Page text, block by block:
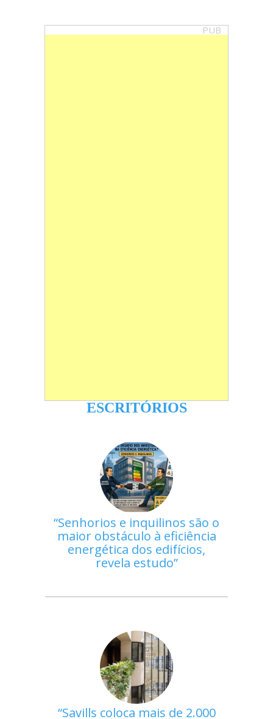
PUB
ESCRITÓRIOS
Senhorios e inquilinos são o
maior obstáculo à eficiência
energética dos edifícios,
revela estudo
Savills coloca mais de 2.000